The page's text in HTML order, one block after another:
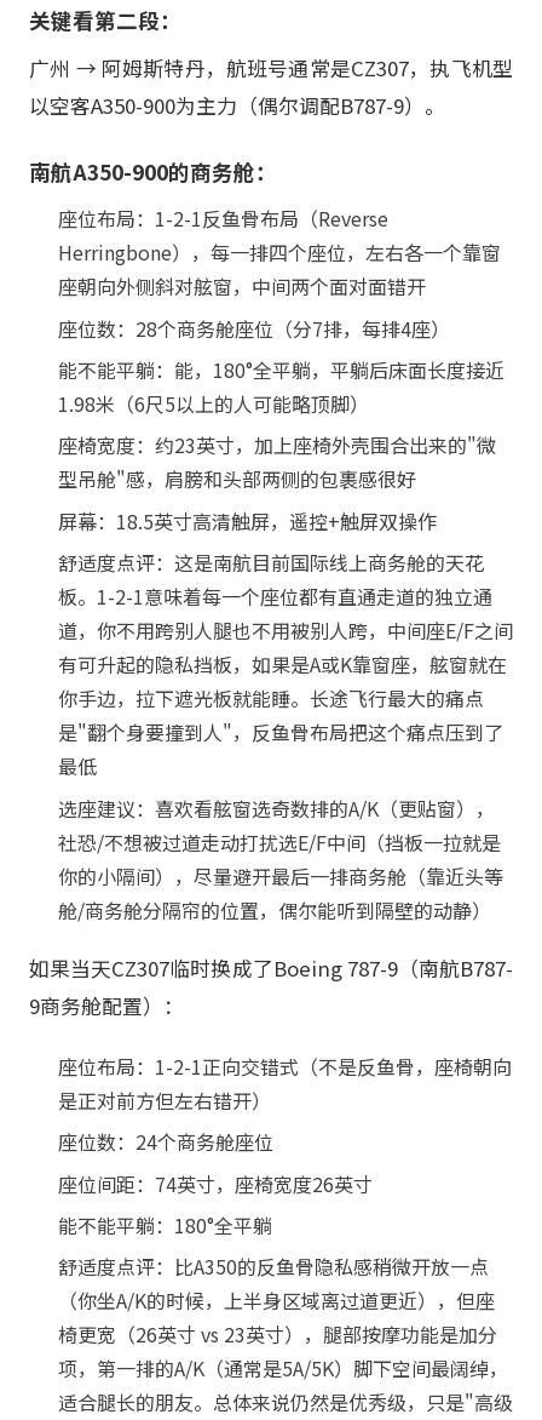
关键看第二段：
广州 → 阿姆斯特丹，航班号通常是CZ307，执飞机型
以空客A350-900为主力（偶尔调配B787-9）。
南航A350-900的商务舱：
座位布局：1-2-1反鱼骨布局（Reverse
Herringbone），每一排四个座位，左右各一个靠窗
座朝向外侧斜对舷窗，中间两个面对面错开
座位数：28个商务舱座位（分7排，每排4座）
能不能平躺：能，180°全平躺，平躺后床面长度接近
1.98米（6尺5以上的人可能略顶脚）
座椅宽度：约23英寸，加上座椅外壳围合出来的"微
型吊舱"感，肩膀和头部两侧的包裹感很好
屏幕：18.5英寸高清触屏，遥控+触屏双操作
舒适度点评：这是南航目前国际线上商务舱的天花
板。1-2-1意味着每一个座位都有直通走道的独立通
道，你不用跨别人腿也不用被别人跨，中间座E/F之间
有可升起的隐私挡板，如果是A或K靠窗座，舷窗就在
你手边，拉下遮光板就能睡。长途飞行最大的痛点
是"翻个身要撞到人"，反鱼骨布局把这个痛点压到了
最低
选座建议：喜欢看舷窗选奇数排的A/K（更贴窗），
社恐/不想被过道走动打扰选E/F中间（挡板一拉就是
你的小隔间），尽量避开最后一排商务舱（靠近头等
舱/商务舱分隔帘的位置，偶尔能听到隔壁的动静）
如果当天CZ307临时换成了Boeing 787-9（南航B787-
9商务舱配置）：
座位布局：1-2-1正向交错式（不是反鱼骨，座椅朝向
是正对前方但左右错开）
座位数：24个商务舱座位
座位间距：74英寸，座椅宽度26英寸
能不能平躺：180°全平躺
舒适度点评：比A350的反鱼骨隐私感稍微开放一点
（你坐A/K的时候，上半身区域离过道更近），但座
椅更宽（26英寸 vs 23英寸），腿部按摩功能是加分
项，第一排的A/K（通常是5A/5K）脚下空间最阔绰，
适合腿长的朋友。总体来说仍然是优秀级，只是"高级